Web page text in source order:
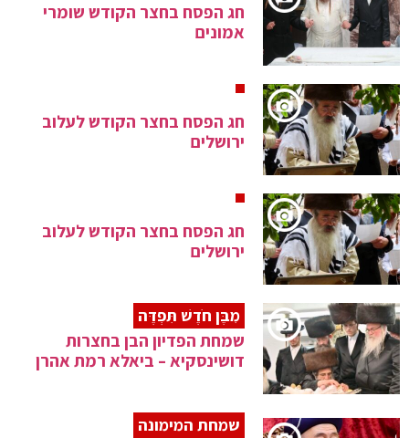
חג הפסח בחצר הקודש שומרי
אמונים
חג הפסח בחצר הקודש לעלוב
ירושלים
חג הפסח בחצר הקודש לעלוב
ירושלים
מִבֶּן חֹדֶשׁ תִּפְדֶּה
שמחת הפדיון הבן בחצרות
דושינסקיא – ביאלא רמת אהרן
שמחת המימונה